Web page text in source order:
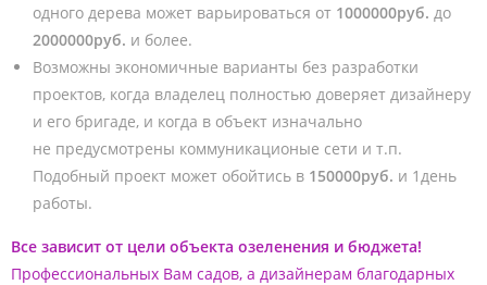
одного дерева может варьироваться от 1000000руб. до
2000000руб. и более.
Возможны экономичные варианты без разработки
проектов, когда владелец полностью доверяет дизайнеру
и его бригаде, и когда в объект изначально
не предусмотрены коммуникационые сети и т.п.
Подобный проект может обойтись в 150000руб. и 1день
работы.
Все зависит от цели объекта озеленения и бюджета!
Профессиональных Вам садов, а дизайнерам благодарных